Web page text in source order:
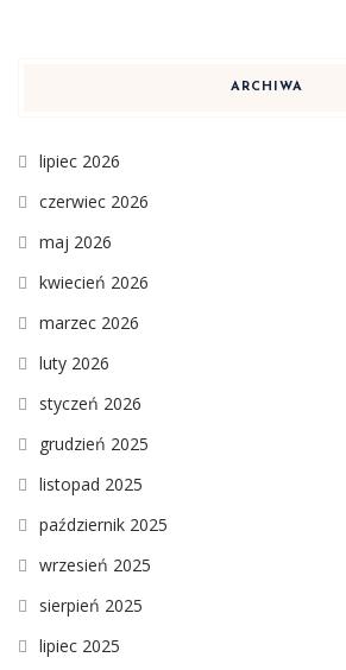
ARCHIWA
lipiec 2026
czerwiec 2026
maj 2026
kwiecień 2026
marzec 2026
luty 2026
styczeń 2026
grudzień 2025
listopad 2025
październik 2025
wrzesień 2025
sierpień 2025
lipiec 2025